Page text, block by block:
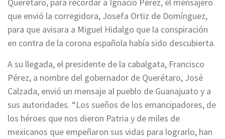
que envió la corregidora, Josefa Ortiz de Domínguez,
para que avisara a Miguel Hidalgo que la conspiración
en contra de la corona española había sido descubierta.
A su llegada, el presidente de la cabalgata, Francisco
Pérez, a nombre del gobernador de Querétaro, José
Calzada, envió un mensaje al pueblo de Guanajuato y a
sus autoridades. “Los sueños de los emancipadores, de
los héroes que nos dieron Patria y de miles de
mexicanos que empeñaron sus vidas para lograrlo, han